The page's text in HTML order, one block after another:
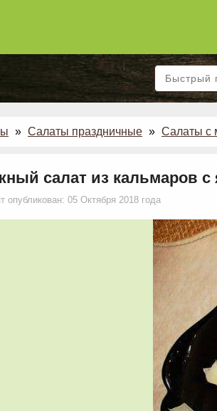
» Салаты праздничные » Салаты с
салат из кальмаров
опубликован: 05 Октября 2018 года